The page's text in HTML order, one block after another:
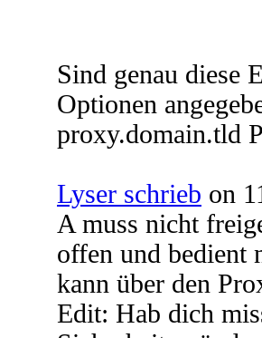
Sind genau diese
Optionen
proxy.domain.tld
Lyser schrieb on
A muss nicht
offen und bedient
kann über den
Edit: Hab dich